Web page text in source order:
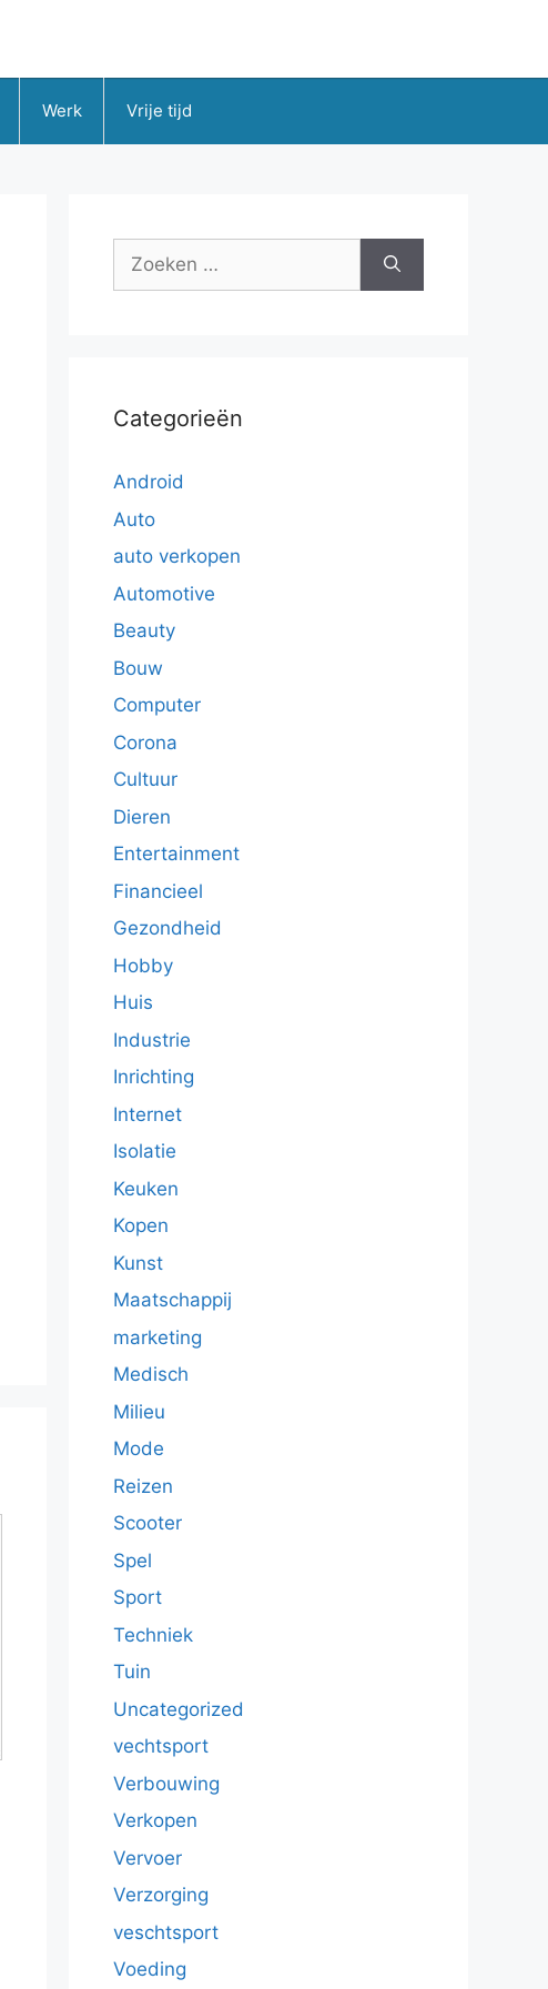
Werk Vrije tijd
Zoek
Categorieën
Android
Auto
auto verkopen
Automotive
Beauty
Bouw
Computer
Corona
Cultuur
Dieren
Entertainment
Financieel
Gezondheid
Hobby
Huis
Industrie
Inrichting
Internet
Isolatie
Keuken
Kopen
Kunst
Maatschappij
marketing
Medisch
Milieu
Mode
Reizen
Scooter
Spel
Sport
Techniek
Tuin
Uncategorized
vechtsport
Verbouwing
Verkopen
Vervoer
Verzorging
veschtsport
Voeding